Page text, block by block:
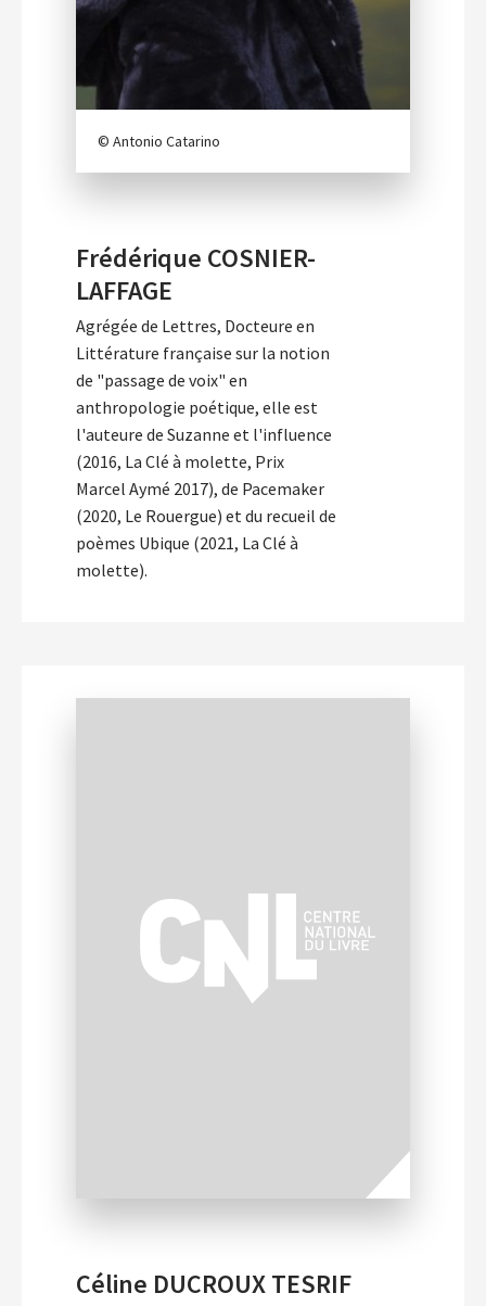
© Antonio Catarino
Frédérique COSNIER-
LAFFAGE
Agrégée de Lettres, Docteure en
Littérature française sur la notion
de "passage de voix" en
anthropologie poétique, elle est
l'auteure de Suzanne et l'influence
(2016, La Clé à molette, Prix
Marcel Aymé 2017), de Pacemaker
(2020, Le Rouergue) et du recueil de
poèmes Ubique (2021, La Clé à
molette).
Céline DUCROUX TESRIF